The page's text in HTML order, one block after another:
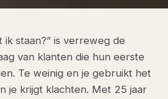
ik staan?” is verreweg de
van klanten die hun eerste
Te weinig en je gebruikt het
je krijgt klachten. Met 25 jaar